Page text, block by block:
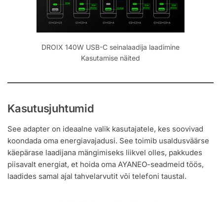
DROIX 140W USB-C seinalaadija laadimine
Kasutamise näited
Kasutusjuhtumid
See adapter on ideaalne valik kasutajatele, kes soovivad
koondada oma energiavajadusi. See toimib usaldusväärse
käepärase laadijana mängimiseks liikvel olles, pakkudes
piisavalt energiat, et hoida oma AYANEO-seadmeid töös,
laadides samal ajal tahvelarvutit või telefoni taustal.